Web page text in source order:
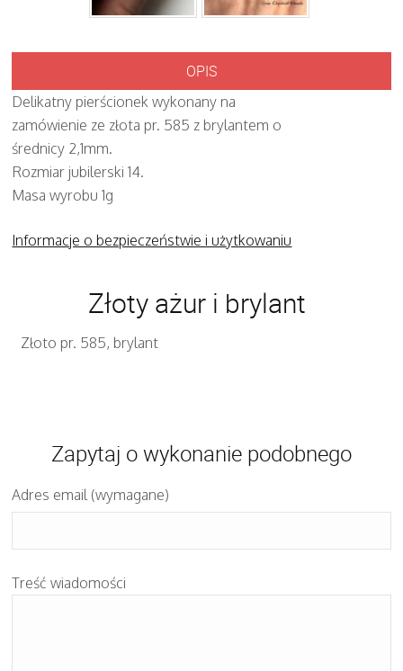
OPIS
Delikatny pierścionek wykonany na
zamówienie ze złota pr. 585 z brylantem o
średnicy 2,1mm.
Rozmiar jubilerski 14.
Masa wyrobu 1g
Informacje o bezpieczeństwie i użytkowaniu
Złoty ażur i brylant
Złoto pr. 585, brylant
Zapytaj o wykonanie podobnego
Adres email (wymagane)
Treść wiadomości